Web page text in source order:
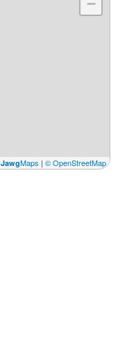
−
JawgMaps | © OpenStreetMap